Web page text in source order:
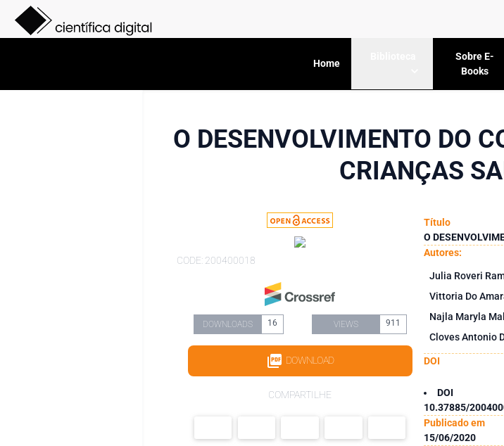
Home
Sobre E-
Books
O DESENVOLVIMENTO DO
CRIANÇAS
CODE: 200400018
DOWNLOADS 16 VIEWS 911
DOWNLOAD
COMPARTILHE
Título
O
Autores:
Julia Roveri
Vittoria Do
Najla Maryla
Cloves Antonio
DOI
DOI
10.37885/
Publicado em
15/06/2020